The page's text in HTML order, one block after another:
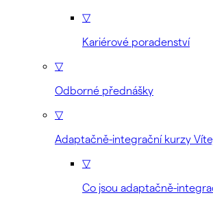
▽
Kariérové poradenství
▽
Odborné přednášky
▽
Adaptačně-integrační kurzy
▽
Co jsou adaptačně-